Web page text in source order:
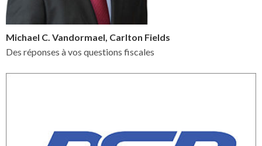
Michael C. Vandormael, Carlton Fields
Des réponses à vos questions fiscales